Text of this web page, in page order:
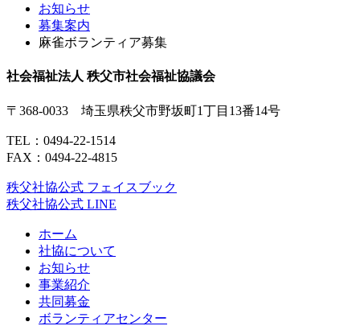
お知らせ
募集案内
麻雀ボランティア募集
社会福祉法人 秩父市社会福祉協議会
〒368-0033 埼玉県秩父市野坂町1丁目13番14号
TEL： 0494-22-1514
FAX：0494-22-4815
秩父社協公式 フェイスブック
秩父社協公式 LINE
ホーム
社協について
お知らせ
事業紹介
共同募金
ボランティアセンター